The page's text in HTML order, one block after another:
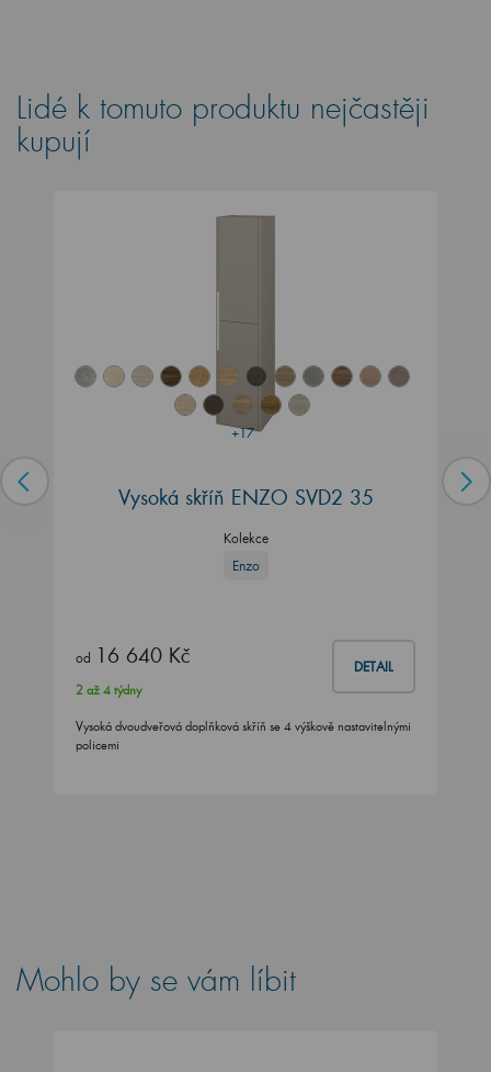
Lidé k tomuto produktu nejčastěji
kupují
+17
Vysoká skříň ENZO SVD2 35
Kolekce
Enzo
od 16 640 Kč DETAIL
2 až 4 týdny
Vysoká dvoudveřová doplňková skříň se 4 výškově nastavitelnými
policemi
Mohlo by se vám líbit